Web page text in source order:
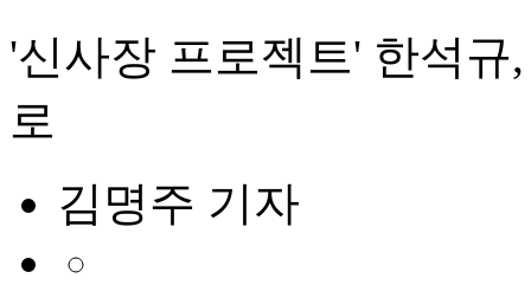
'신사장 프로젝트' 한석
로
김명주 기자